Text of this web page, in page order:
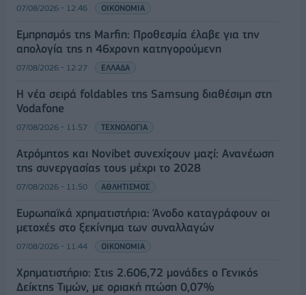
07/08/2026 - 12:46 ΟΙΚΟΝΟΜΙΑ
Εμπρησμός της Marfin: Προθεσμία έλαβε για την
απολογία της η 46χρονη κατηγορούμενη
07/08/2026 - 12:27 ΕΛΛΑΔΑ
Η νέα σειρά foldables της Samsung διαθέσιμη στη
Vodafone
07/08/2026 - 11:57 ΤΕΧΝΟΛΟΓΙΑ
Ατρόμητος και Novibet συνεχίζουν μαζί: Ανανέωση
της συνεργασίας τους μέχρι το 2028
07/08/2026 - 11:50 ΑΘΛΗΤΙΣΜΟΣ
Ευρωπαϊκά χρηματιστήρια: Άνοδο καταγράφουν οι
μετοχές στο ξεκίνημα των συναλλαγών
07/08/2026 - 11:44 ΟΙΚΟΝΟΜΙΑ
Χρηματιστήριο: Στις 2.606,72 μονάδες ο Γενικός
Δείκτης Τιμών, με οριακή πτώση 0,07%